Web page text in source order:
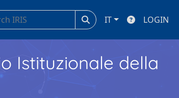
IT LOGIN
Istituzionale della